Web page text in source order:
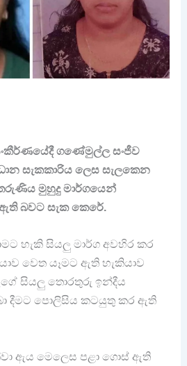
ගණේමුල්ල සංජීව
සැකකාරිය ලෙස සැලකෙන
මුහුදු මාර්ගයෙන්
බවට සැක කෙරේ.
හැකි සියලු මාර්ග අවහිර කර
වෙත යෑමට ඇති හැකියාව
සියලු තොරතුරු ඉන්දීය
දීමට පොලිසිය කටයුතු කර ඇති
ඇය මෙලෙස පළා ගොස් ඇති